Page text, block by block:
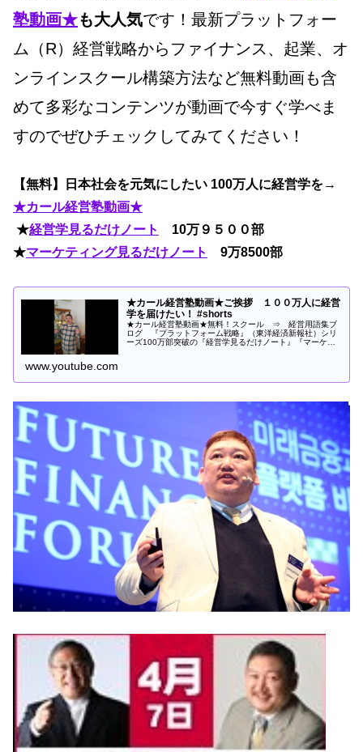
塾動画★も大人気です！最新プラットフォー
ム（R）経営戦略からファイナンス、起業、オ
ンラインスクール構築方法など無料動画も含
めて多彩なコンテンツが動画で今すぐ学べま
すのでぜひチェックしてみてください！
【無料】日本社会を元気にしたい 100万人に経営学を→
★カール経営塾動画★
★経営学見るだけノート
10万９５００部
★マーケティング見るだけノート 9万8500部
★カール経営塾動画★ご挨拶 １００万人に経営
学を届けたい！ #shorts
★カール経営塾動画★無料！スクール ⇒ 経営用語集ブ
ログ 『プラットフォーム戦略』（東洋経済新報社）シリ
ーズ100万部突破の『経営学見るだけノート』『マーケテ
www.youtube.com